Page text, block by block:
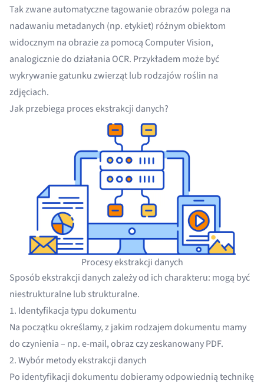
Tak zwane automatyczne tagowanie obrazów polega na
nadawaniu metadanych (np. etykiet) różnym obiektom
widocznym na obrazie za pomocą Computer Vision,
analogicznie do działania OCR. Przykładem może być
wykrywanie gatunku zwierząt lub rodzajów roślin na
zdjęciach.
Jak przebiega proces ekstrakcji danych?
Procesy ekstrakcji danych
Sposób ekstrakcji danych zależy od ich charakteru: mogą być
niestrukturalne lub strukturalne.
1. Identyfikacja typu dokumentu
Na początku określamy, z jakim rodzajem dokumentu mamy
do czynienia – np. e-mail, obraz czy zeskanowany PDF.
2. Wybór metody ekstrakcji danych
Po identyfikacji dokumentu dobieramy odpowiednią technikę